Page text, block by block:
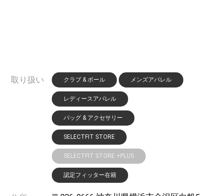
取り扱い クラブ & ボール メンズアパレル
レディースアパレル
バッグ & アクセサリー
SELECTFIT STORE
SELECTFIT STORE +PLUS
認定フィッター在籍